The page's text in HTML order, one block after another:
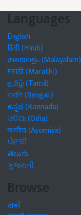
Languages
English
हिंदी (Hindi)
മലയാളം (Malayalam)
मराठी (Marathi)
தமிழ் (Tamil)
বাঙালি (Bengali)
ಕನ್ನಡ (Kannada)
ଓଡିଆ (Odia)
অসমীয়া (Asomiya)
ਪੰਜਾਬੀ
తెలుగు
ગુજરાતી
Browse
खबरें